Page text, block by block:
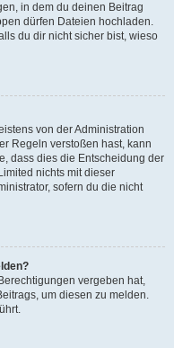
in dem du deinen Beitrag
dürfen Dateien hochladen.
du dir nicht sicher bist, wieso
von der Administration
Regeln verstoßen hast, kann
dass dies die Entscheidung der
nichts mit dieser
sofern du die nicht
vergeben hat,
um diesen zu melden.